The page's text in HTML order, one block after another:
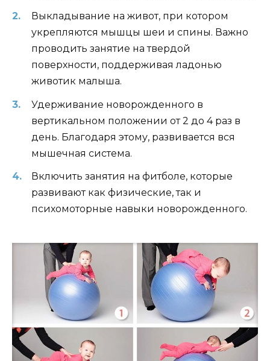
Выкладывание на живот, при котором
укрепляются мышцы шеи и спины. Важно
проводить занятие на твердой
поверхности, поддерживая ладонью
животик малыша.
Удерживание новорожденного в
вертикальном положении от 2 до 4 раз в
день. Благодаря этому, развивается вся
мышечная система.
Включить занятия на фитболе, которые
развивают как физические, так и
психомоторные навыки новорожденного.